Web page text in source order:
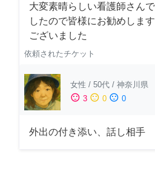
大変素晴らしい看護師さん
したので皆様にお勧めしま
ございました
依頼されたチケット
女性 / 50代 / 神奈川県
sentiment_satisfied 3 sentiment_neutral 0 sentiment_dissatisfied 0
外出の付き添い、話し相手